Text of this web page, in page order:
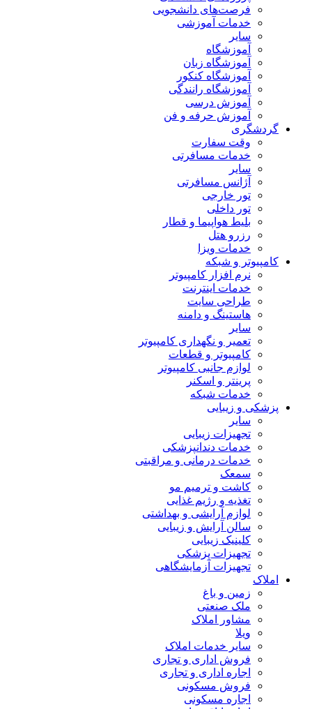
فرصت‌های دانشجویی
خدمات آموزشی
سایر
آموزشگاه
آموزشگاه زبان
آموزشگاه کنکور
آموزشگاه رانندگی
آموزش درسی
آموزش حرفه و فن
گردشگری
وقت سفارت
خدمات مسافرتی
سایر
آژانس مسافرتی
تور خارجی
تور داخلی
بلیط هواپیما و قطار
رزرو هتل
خدمات ویزا
کامپیوتر و شبکه
نرم افزار کامپیوتر
خدمات اینترنت
طراحی سایت
هاستینگ و دامنه
سایر
تعمیر و نگهداری کامپیوتر
کامپیوتر و قطعات
لوازم جانبی کامپیوتر
پرینتر و اسکنر
خدمات شبکه
پزشکی و زیبایی
سایر
تجهیزات زیبایی
خدمات دندانپزشکی
خدمات درمانی و مراقبتی
سمعک
کاشت و ترمیم مو
تغذیه و رژیم غذایی
لوازم آرایشی و بهداشتی
سالن آرایش و زیبایی
کلینیک زیبایی
تجهیزات پزشکی
تجهیزات آزمایشگاهی
املاک
زمین و باغ
ملک صنعتی
مشاور املاک
ویلا
سایر خدمات املاک
فروش اداری و تجاری
اجاره اداری و تجاری
فروش مسکونی
اجاره مسکونی